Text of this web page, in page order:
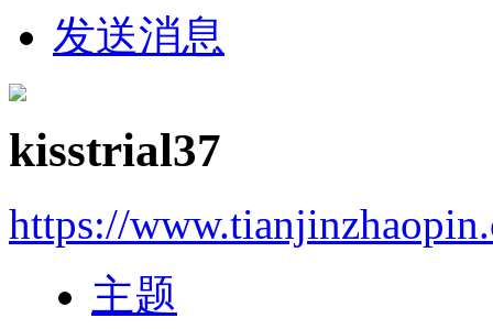
发送消息
kisstrial37
https://
主题